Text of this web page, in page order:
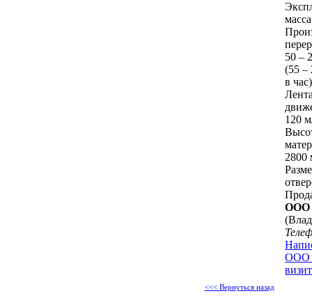
50 –
(55 –
в час)
120
2800
ООО
ООО
<<< Вернуться назад